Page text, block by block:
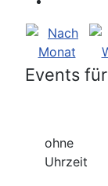
Events für
ohne
Uhrzeit